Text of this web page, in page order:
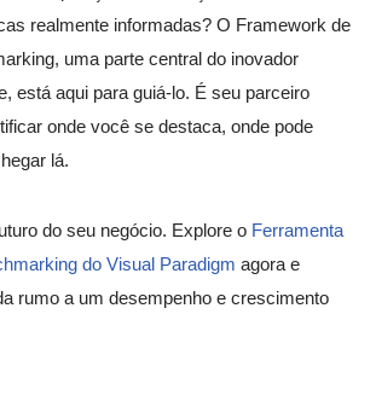
realmente informadas? O Framework de
uma parte central do inovador
está aqui para guiá-lo. É seu parceiro
onde você se destaca, onde pode
lá.
do seu negócio. Explore o Ferramenta
do Visual Paradigm agora e
rumo a um desempenho e crescimento